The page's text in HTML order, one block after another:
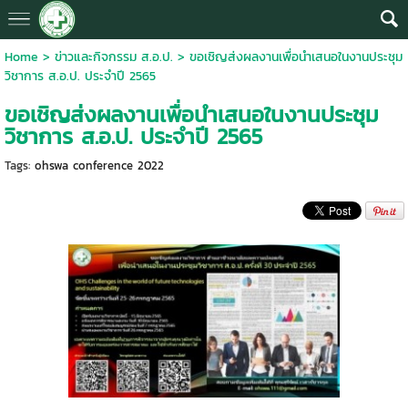
Home > ข่าวและกิจกรรม ส.อ.ป. > ขอเชิญส่งผลงานเพื่อนำเสนอในงานประชุม
วิชาการ ส.อ.ป. ประจำปี 2565
ขอเชิญส่งผลงานเพื่อนำเสนอในงานประชุม
วิชาการ ส.อ.ป. ประจำปี 2565
Tags: ohswa conference 2022